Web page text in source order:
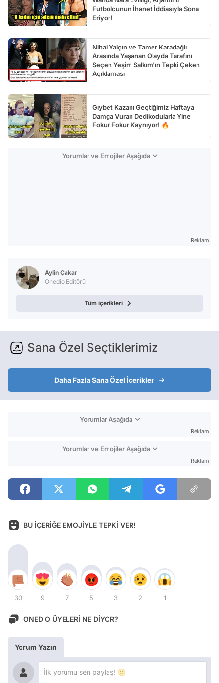
Futbolcunun İhanet İddiasıyla Sona
Eriyor!
Nihal Yalçın ve Tamer Karadağlı
Arasında Yaşanan Olayda Tarafını
Seçen Yeşim Salkım'ın Tepki Çeken
Açıklaması
Gıybet Kazanı Geçtiğimiz Haftaya
Damga Vuran Dedikodularla Yine
Fokur Fokur Kaynıyor! 🔥
Yorumlar ve Emojiler Aşağıda
Reklam
Aylin Çakar
Onedio Editörü
Tüm içerikleri
Sana Özel Seçtiklerimiz
Daha Fazla Sana Özel İçerikler
Yorumlar Aşağıda
Reklam
Yorumlar ve Emojiler Aşağıda
Reklam
BU İÇERİĞE EMOJİYLE TEPKİ VER!
30 9 7 5 3 2 1
ONEDİO ÜYELERİ NE DİYOR?
Yorum Yazın